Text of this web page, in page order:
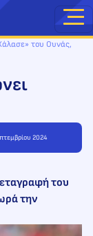
του Ουνάς,
2024
του
την